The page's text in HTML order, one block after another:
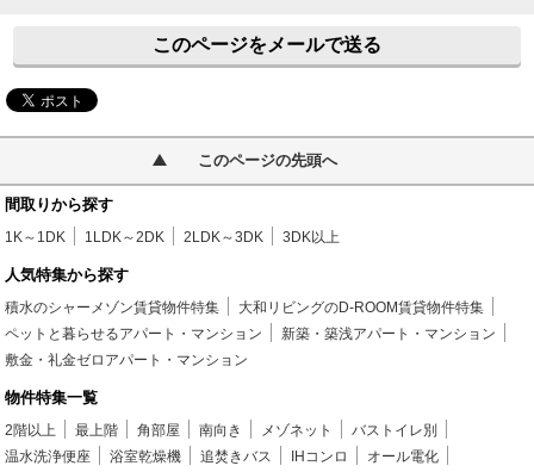
このページをメールで送る
このページの先頭へ
間取りから探す
1K～1DK 1LDK～2DK 2LDK～3DK 3DK以上
人気特集から探す
積水のシャーメゾン賃貸物件特集
大和リビングのD-ROOM賃貸物件特集
ペットと暮らせるアパート・マンション
新築・築浅アパート・マンション
敷金・礼金ゼロアパート・マンション
物件特集一覧
2階以上 最上階 角部屋 南向き メゾネット
バストイレ別
温水洗浄便座
浴室乾燥機 追焚きバス IHコンロ
オール電化